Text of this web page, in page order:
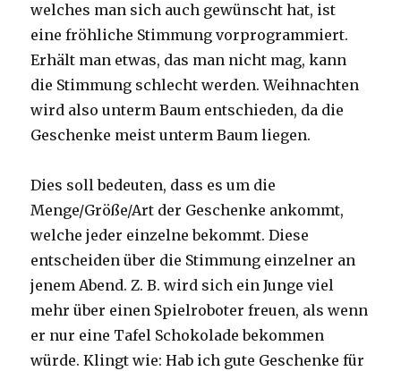
welches man sich auch gewünscht hat, ist
eine fröhliche Stimmung vorprogrammiert.
Erhält man etwas, das man nicht mag, kann
die Stimmung schlecht werden. Weihnachten
wird also unterm Baum entschieden, da die
Geschenke meist unterm Baum liegen.
Dies soll bedeuten, dass es um die
Menge/Größe/Art der Geschenke ankommt,
welche jeder einzelne bekommt. Diese
entscheiden über die Stimmung einzelner an
jenem Abend. Z. B. wird sich ein Junge viel
mehr über einen Spielroboter freuen, als wenn
er nur eine Tafel Schokolade bekommen
würde. Klingt wie: Hab ich gute Geschenke für